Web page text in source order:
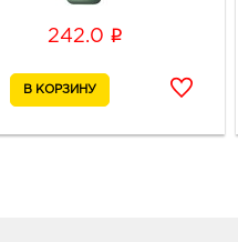
242.0 i